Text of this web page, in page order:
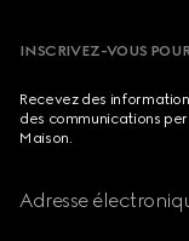
INSCRIVEZ-VOUS
Recevez des
des communications
Maison.
Adresse